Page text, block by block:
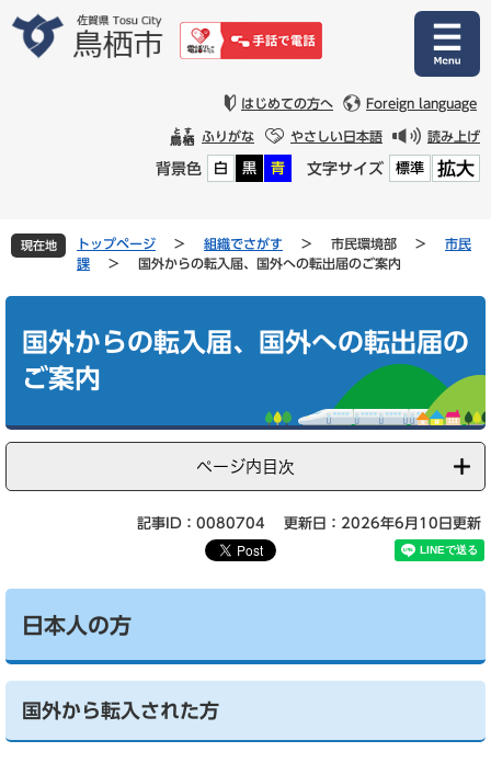
文
はじめての方へ Foreign language
ふりがな やさしい日本語 読み上げ
背景色 白 黒 青 文字サイズ 標準 拡大
現在地 トップページ > 組織でさがす > 市民環境部 >
市民
課
> 国外からの転入届、国外への転出届のご案内
国外からの転入届、国外への転出届の
ご案内
ページ内目次
記事ID：0080704 更新日：2026年6月10日更新
日本人の方
国外から転入された方